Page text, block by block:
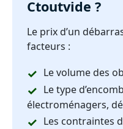
Ctoutvide ?
Le prix d’un
facteurs :
Le volume des
Le type
électroménagers,
Les contraintes